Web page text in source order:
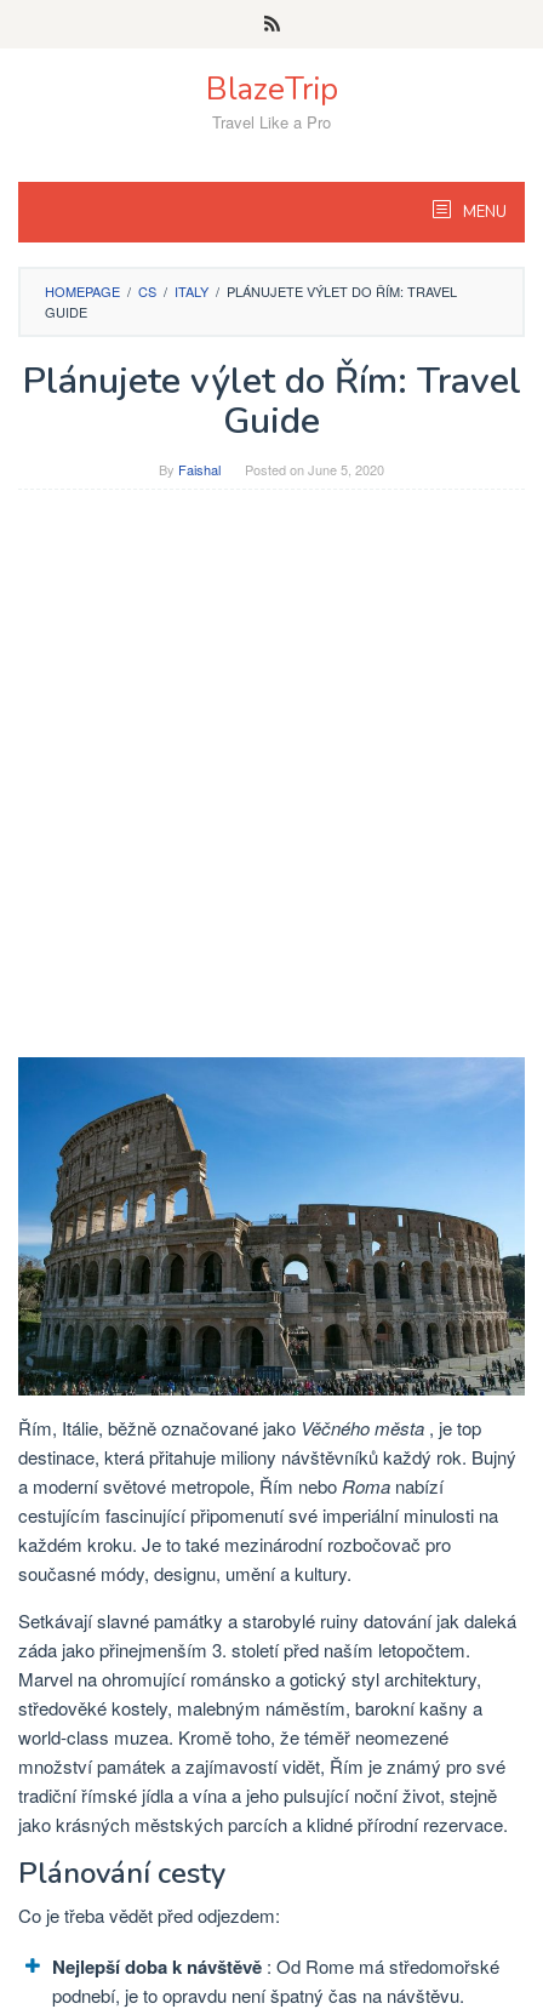
BlazeTrip
Travel Like a Pro
MENU
HOMEPAGE / CS / ITALY / PLÁNUJETE VÝLET DO ŘÍM: TRAVEL
GUIDE
Plánujete výlet do Řím: Travel
Guide
By Faishal Posted onJune 5, 2020
Řím, Itálie, běžně označované jako Věčného města , je top
destinace, která přitahuje miliony návštěvníků každý rok. Bujný
a moderní světové metropole, Řím nebo Roma nabízí
cestujícím fascinující připomenutí své imperiální minulosti na
každém kroku. Je to také mezinárodní rozbočovač pro
současné módy, designu, umění a kultury.
Setkávají slavné památky a starobylé ruiny datování jak daleká
záda jako přinejmenším 3. století před naším letopočtem.
Marvel na ohromující románsko a gotický styl architektury,
středověké kostely, malebným náměstím, barokní kašny a
world-class muzea. Kromě toho, že téměř neomezené
množství památek a zajímavostí vidět, Řím je známý pro své
tradiční římské jídla a vína a jeho pulsující noční život, stejně
jako krásných městských parcích a klidné přírodní rezervace.
Plánování cesty
Co je třeba vědět před odjezdem:
Nejlepší doba k návštěvě : Od Rome má středomořské
podnebí, je to opravdu není špatný čas na návštěvu.